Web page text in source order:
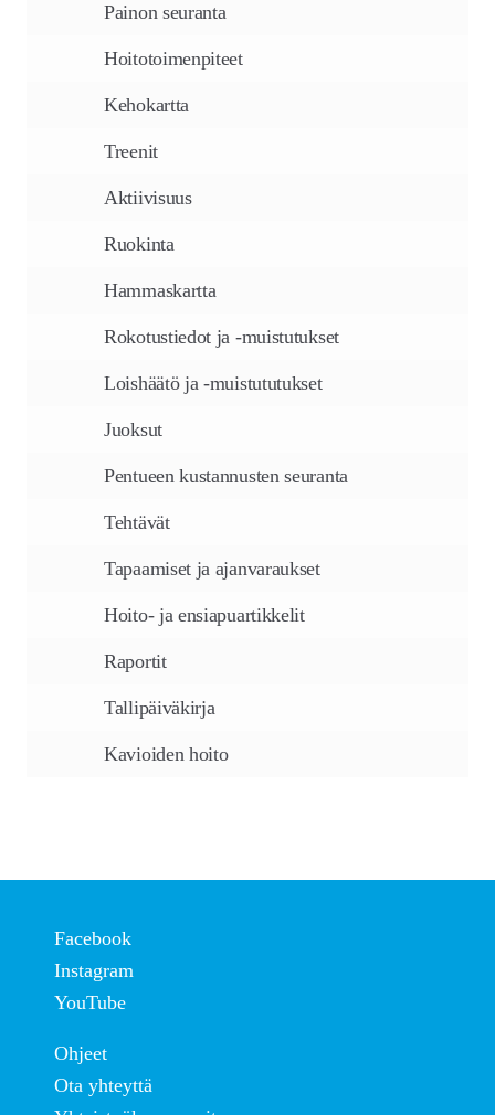
Painon seuranta
Hoitotoimenpiteet
Kehokartta
Treenit
Aktiivisuus
Ruokinta
Hammaskartta
Rokotustiedot ja -muistutukset
Loishäätö ja -muistututukset
Juoksut
Pentueen kustannusten seuranta
Tehtävät
Tapaamiset ja ajanvaraukset
Hoito- ja ensiapuartikkelit
Raportit
Tallipäiväkirja
Kavioiden hoito
Facebook
Instagram
YouTube
Ohjeet
Ota yhteyttä